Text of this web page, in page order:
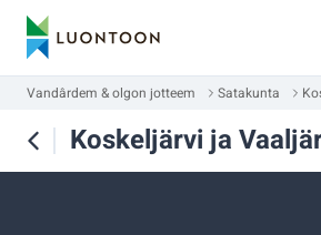
Vandârdem & olgon jotteem Satakunta
Koskeljärvi ja